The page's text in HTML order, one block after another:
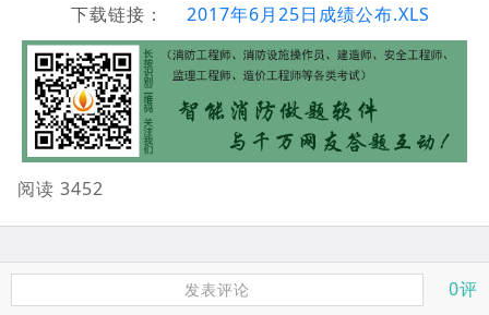
下载链接： 2017年6月25日成绩公布.XLS
阅读 3452
发表评论 0评